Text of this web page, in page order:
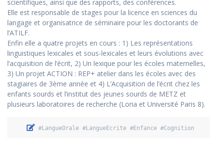
scientifiques, ainsi que des rapports, des conférences.
Elle est responsable de stages pour la licence en sciences du
langage et organisatrice de séminaire pour les doctorants de
l’ATILF.
Enfin elle a quatre projets en cours : 1) Les représentations
linguistiques lexicales et sous-lexicales et leurs évolutions avec
l’acquisition de l’écrit, 2) Un lexique pour les écoles maternelles,
3) Un projet ACTION : REP+ atelier dans les écoles avec des
stagiaires de 3ème année et 4) L’Acquisition de l’écrit chez les
enfants sourds et l’institut des jeunes sourds de METZ et
plusieurs laboratoires de recherche (Loria et Université Paris 8).
#LangueOrale #LangueEcrite #Enfance #Cognition